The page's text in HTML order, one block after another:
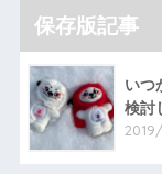
保存版記事
いつ
検討